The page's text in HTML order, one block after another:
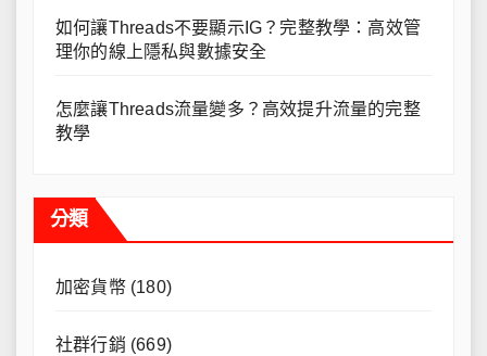
如何讓Threads不要顯示IG？完整教學：高效管
理你的線上隱私與數據安全
怎麼讓Threads流量變多？高效提升流量的完整
教學
分類
加密貨幣(180)
社群行銷 (669)